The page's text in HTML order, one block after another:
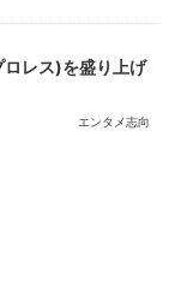
レス)を盛り上げ
エンタメ志向